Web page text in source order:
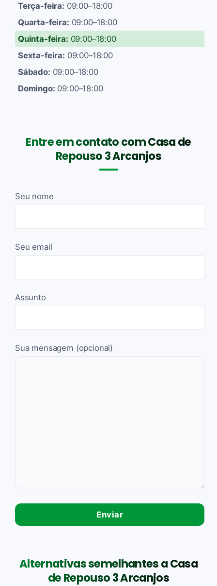
Terça-feira: 09:00–18:00
Quarta-feira: 09:00–18:00
Quinta-feira: 09:00–18:00
Sexta-feira: 09:00–18:00
Sábado: 09:00–18:00
Domingo: 09:00–18:00
Entre em contato com Casa de
Repouso 3 Arcanjos
Seu nome
Seu email
Assunto
Sua mensagem (opcional)
Alternativas semelhantes a Casa
de Repouso 3 Arcanjos